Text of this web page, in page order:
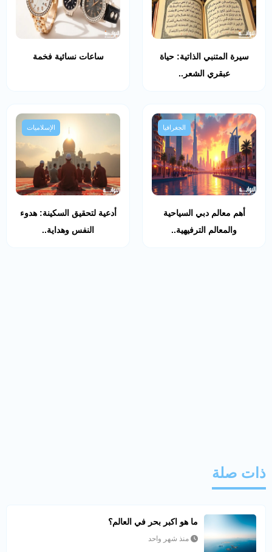
سيرة المتنبي الذاتية: حياة
عبقري الشعر..
ساعات نسائية فخمة
الجغرافيا
أهم معالم دبي السياحية
والمعالم الترفيهية..
الإسلاميات
أدعية لتحقيق السكينة: هدوء
النفس وهداية..
ذات صلة
ما هو اكبر بحر في العالم؟
منذ شهر واحد